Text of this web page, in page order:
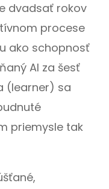
dvadsať rokov
procese
ako schopnosť
AI za šesť
(learner) sa
priemysle tak